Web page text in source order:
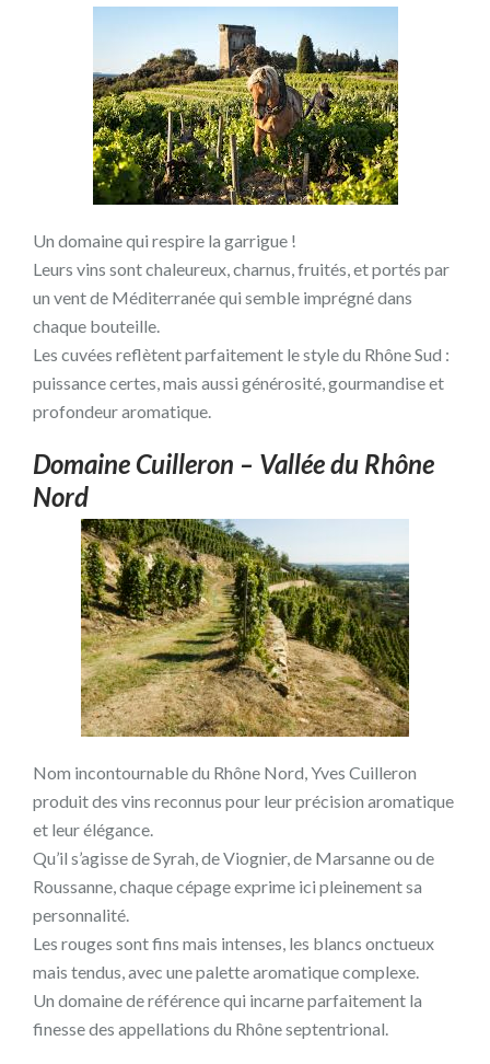
Un domaine qui respire la garrigue !
Leurs vins sont chaleureux, charnus, fruités, et portés par
un vent de Méditerranée qui semble imprégné dans
chaque bouteille.
Les cuvées reflètent parfaitement le style du Rhône Sud :
puissance certes, mais aussi générosité, gourmandise et
profondeur aromatique.
Domaine Cuilleron – Vallée du Rhône
Nord
Nom incontournable du Rhône Nord, Yves Cuilleron
produit des vins reconnus pour leur précision aromatique
et leur élégance.
Qu’il s’agisse de Syrah, de Viognier, de Marsanne ou de
Roussanne, chaque cépage exprime ici pleinement sa
personnalité.
Les rouges sont fins mais intenses, les blancs onctueux
mais tendus, avec une palette aromatique complexe.
Un domaine de référence qui incarne parfaitement la
finesse des appellations du Rhône septentrional.